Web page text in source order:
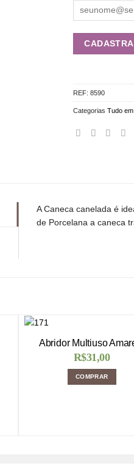
REF:8590
CategoriasTudo
A Caneca canelada é
de Porcelana a caneca
Abridor Multiuso
R$31,00
COMPRAR